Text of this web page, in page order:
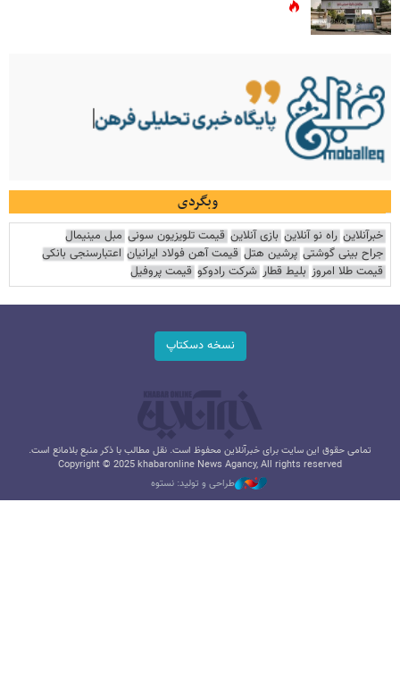
وبگردی
خبرآنلاین راه نو آنلاین بازی آنلاین قیمت تلویزیون سونی مبل مینیمال
جراح بینی گوشتی پرشین هتل قیمت آهن فولاد ایرانیان اعتبارسنجی بانکی
قیمت طلا امروز بلیط قطار شرکت رادوکو قیمت پروفیل
نسخه دسکتاپ
تمامی حقوق این سایت برای خبرآنلاین محفوظ است. نقل مطالب با ذکر منبع بلامانع است.
Copyright © 2025 khabaronline News Agancy, All rights reserved
طراحی و تولید: نستوه